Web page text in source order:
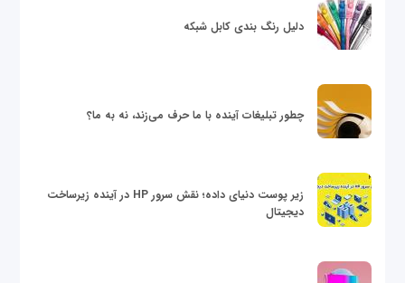
دلیل رنگ بندی کابل شبکه
چطور تبلیغات آینده با ما حرف می‌زند، نه به ما؟
زیر پوست دنیای داده؛ نقش سرور HP در آینده زیرساخت
دیجیتال